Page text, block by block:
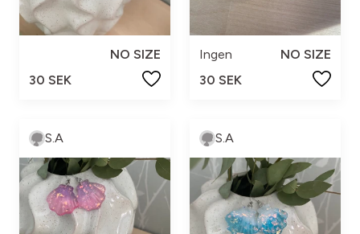
NO SIZE
30 SEK
Ingen
NO SIZE
30 SEK
S.A S.A